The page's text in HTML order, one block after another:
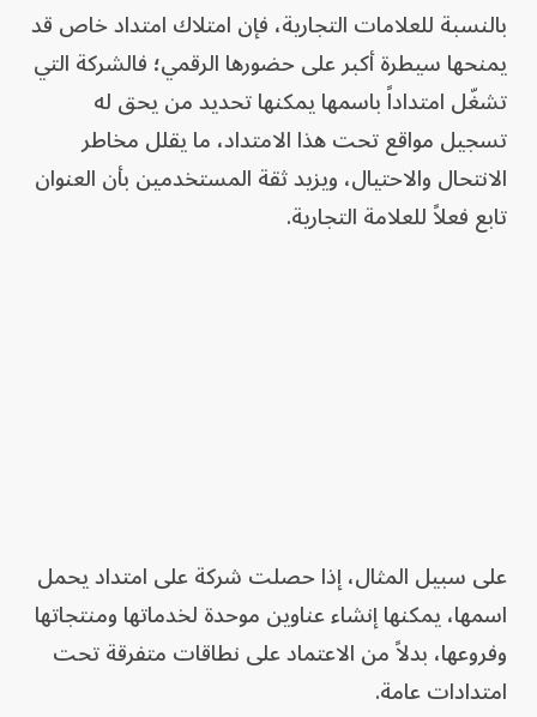
بالنسبة للعلامات التجارية، فإن امتلاك امتداد خاص قد
يمنحها سيطرة أكبر على حضورها الرقمي؛ فالشركة التي
تشغّل امتداداً باسمها يمكنها تحديد من يحق له
تسجيل مواقع تحت هذا الامتداد، ما يقلل مخاطر
الانتحال والاحتيال، ويزيد ثقة المستخدمين بأن العنوان
تابع فعلاً للعلامة التجارية.
على سبيل المثال، إذا حصلت شركة على امتداد يحمل
اسمها، يمكنها إنشاء عناوين موحدة لخدماتها ومنتجاتها
وفروعها، بدلاً من الاعتماد على نطاقات متفرقة تحت
امتدادات عامة.